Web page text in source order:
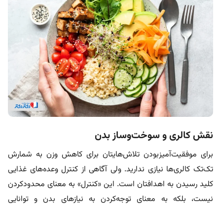
نقش کالری و سوخت‌وساز بدن
برای موفقیت‌آمیزبودن تلاش‌هایتان برای کاهش وزن به شمارش
تک‌تک کالری‌ها نیازی ندارید. ولی آگاهی از کنترل وعده‌های غذایی
کلید رسیدن به اهدافتان است. این «کنترل» به معنای محدودکردن
نیست، بلکه به معنای توجه‌کردن به نیازهای بدن و توانایی